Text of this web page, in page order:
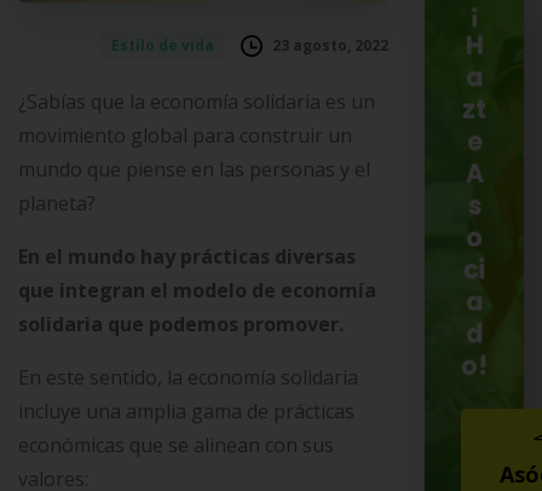
Estilo de vida 23 agosto, 2022
¿Sabías que la economía solidaria es un
movimiento global para construir un
mundo que piense en las personas y el
planeta?
En el mundo hay prácticas diversas
que integran el modelo de economía
solidaria que podemos promover.
En este sentido, la economía solidaria
incluye una amplia gama de prácticas
económicas que se alinean con sus
valores:
¡
H
a
zt
e
A
s
o
ci
a
d
o!